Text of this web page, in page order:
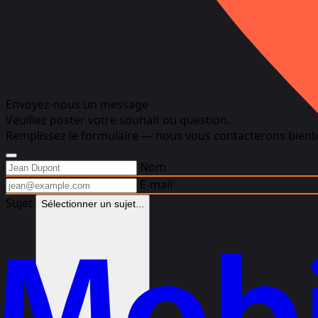
Envoyez-nous un message
Veuillez poster votre souhait ou question.
Remplissez le formulaire — nous vous contacterons
Nom
E-mail
Sujet
Sélectionner un sujet...